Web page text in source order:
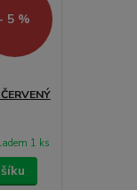
- 5 %
1 ks